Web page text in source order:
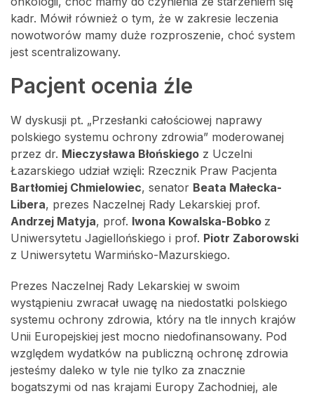
kadr. Mówił również o tym, że w zakresie leczenia
nowotworów mamy duże rozproszenie, choć system
jest scentralizowany.
Pacjent ocenia źle
W dyskusji pt. „Przesłanki całościowej naprawy
polskiego systemu ochrony zdrowia” moderowanej
przez dr. Mieczysława Błońskiego z Uczelni
Łazarskiego udział wzięli: Rzecznik Praw Pacjenta
Bartłomiej Chmielowiec, senator Beata Małecka-
Libera, prezes Naczelnej Rady Lekarskiej prof.
Andrzej Matyja, prof. Iwona Kowalska-Bobko z
Uniwersytetu Jagiellońskiego i prof. Piotr Zaborowski
z Uniwersytetu Warmińsko-Mazurskiego.
Prezes Naczelnej Rady Lekarskiej w swoim
wystąpieniu zwracał uwagę na niedostatki polskiego
systemu ochrony zdrowia, który na tle innych krajów
Unii Europejskiej jest mocno niedofinansowany. Pod
względem wydatków na publiczną ochronę zdrowia
jesteśmy daleko w tyle nie tylko za znacznie
bogatszymi od nas krajami Europy Zachodniej, ale